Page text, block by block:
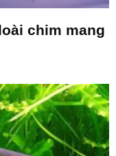
chim mang